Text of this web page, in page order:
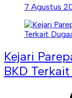
7 Agustus
Kejari
BKD